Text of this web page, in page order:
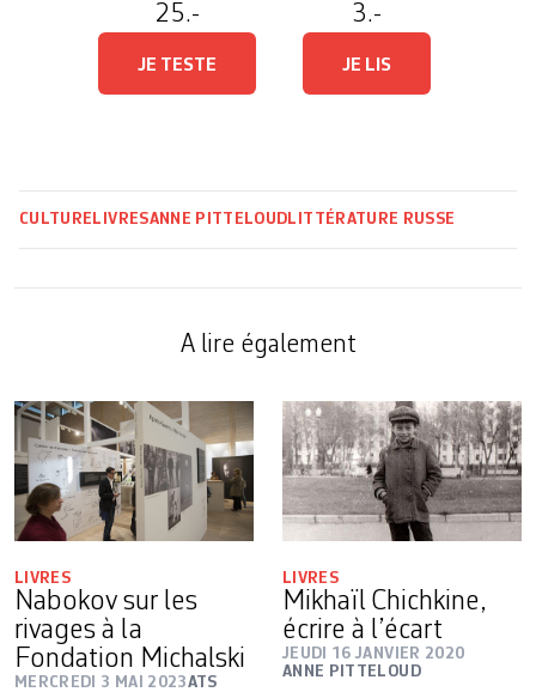
25.-
JE TESTE
3.-
JE LIS
CULTURE LIVRESANNE PITTELOUD LITTÉRATURE RUSSE
A lire également
LIVRES
Nabokov sur les
rivages à la
Fondation Michalski
MERCREDI 3 MAI 2023ATS
LIVRES
Mikhaïl Chichkine,
écrire à l’écart
JEUDI 16 JANVIER 2020
ANNE PITTELOUD